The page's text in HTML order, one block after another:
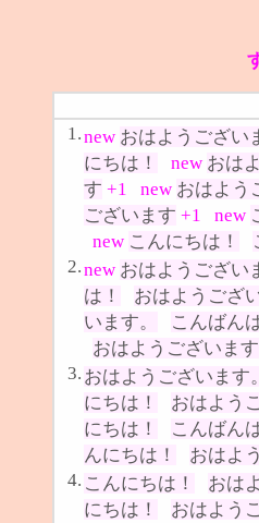
1.new おはようござい
にちは！
new おは
す +1 new おはよう
ございます +1 new
new こんにちは！
2.new おはようござい
は！
おはようござ
います。
こんばん
おはようございます
3. おはようございます。
にちは！
おはよう
にちは！
こんばん
んにちは！
おはよ
4. こんにちは！ おは
にちは！
おはよう